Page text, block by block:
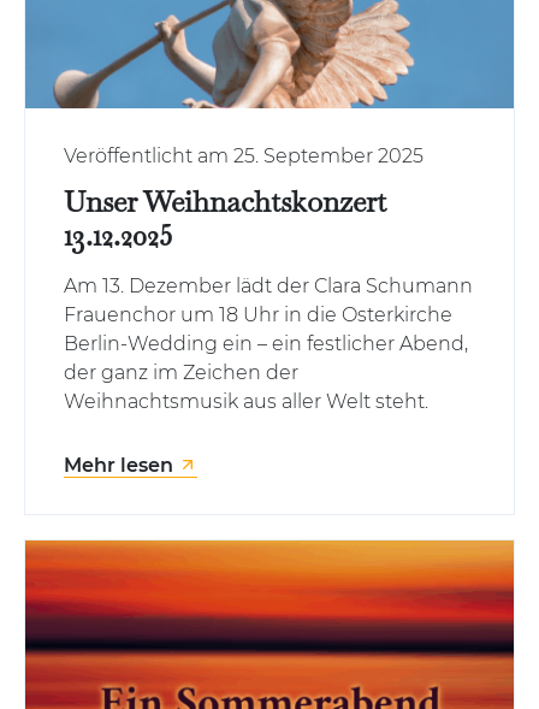
Veröffentlicht am 25. September 2025
Unser Weihnachtskonzert
13.12.2025
Am 13. Dezember lädt der Clara Schumann
Frauenchor um 18 Uhr in die Osterkirche
Berlin-Wedding ein – ein festlicher Abend,
der ganz im Zeichen der
Weihnachtsmusik aus aller Welt steht.
Mehr lesen